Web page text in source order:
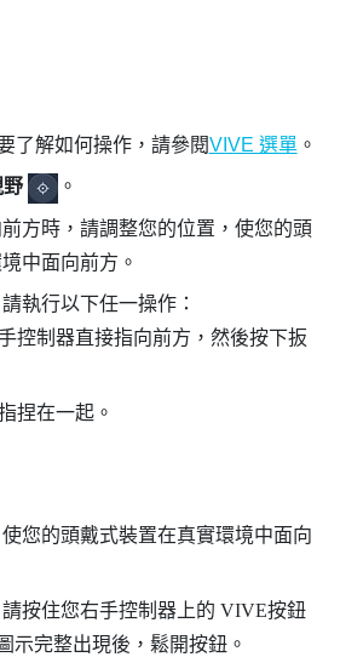
了解如何操作，請參閱VIVE 選單。
野 。
方時，請調整您的位置，使您的頭
中面向前方。
執行以下任一操作：
控制器直接指向前方，然後按下扳
捏在一起。
您的頭戴式裝置在真實環境中面向
按住您右手控制器上的 VIVE按鈕
示完整出現後，鬆開按鈕。